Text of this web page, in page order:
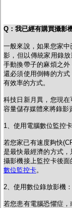
Q ： 我已經有購買攝影
一般來說，如果您家
影，但以傳統家用錄
手動換帶子的麻煩之
還必須使用倒轉的方
有效率的方式。
科技日新月異，您現
容量儲存媒體來將錄影
1、使用電腦數位監控卡
若您家已有速度夠快
是最快最經濟的方式
攝影機接上監控卡後
數位監控卡。
2、使用數位錄放影機：
若您患有電腦恐懼症